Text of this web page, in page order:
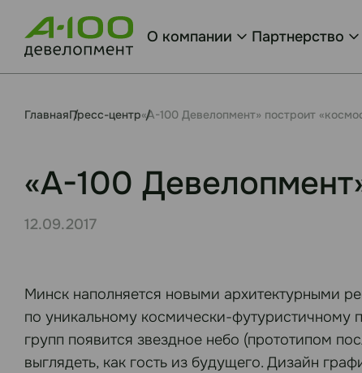
О компании Партнерство
ГлавнаяПресс-центр«А-100 Девелопмент» построит
«А-100
12.09.2017
Минск наполняется новыми архитектурными
по уникальному космически-футуристичному
групп появится звездное небо (прототипом
выглядеть, как гость из будущего. Дизайн